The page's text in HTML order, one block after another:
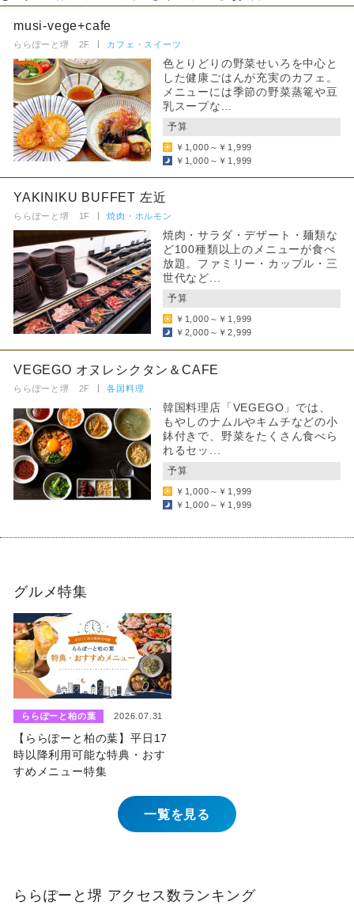
musi-vege+cafe
ららぽーと堺 2F カフェ・スイーツ
色とりどりの野菜せいろを中心と
した健康ごはんが充実のカフェ。
メニューには季節の野菜蒸篭や豆
乳スープな...
予算
￥1,000～￥1,999
￥1,000～￥1,999
YAKINIKU BUFFET 左近
ららぽーと堺 1F 焼肉・ホルモン
焼肉・サラダ・デザート・麺類な
ど100種類以上のメニューが食べ
放題。ファミリー・カップル・三
世代など...
予算
￥1,000～￥1,999
￥2,000～￥2,999
VEGEGO オヌレシクタン＆CAFE
ららぽーと堺 2F 各国料理
韓国料理店「VEGEGO」では、
もやしのナムルやキムチなどの小
鉢付きで、野菜をたくさん食べら
れるセッ...
予算
￥1,000～￥1,999
￥1,000～￥1,999
グルメ特集
ららぽーと柏の葉 2026.07.31
【ららぽーと柏の葉】平日17
時以降利用可能な特典・おす
すめメニュー特集
一覧を見る
ららぽーと堺 アクセス数ランキング